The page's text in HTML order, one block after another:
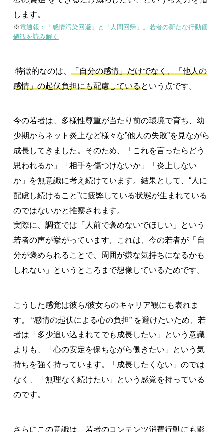
します。
※ 電通報：「感情汚染回避」と「人間回帰」。若者の新たな行動価
値観を読み解く
特徴的なのは、 「自分の感情」だけでなく、「他人の
感情」の起伏負担にも配慮しているという点です。
今の若者は、多様性尊重が当たり前の環境で育ち、幼
少期からネット炎上など様々な”他人の失敗”を見ながら
成長してきました。そのため、「これを言ったらどう
思われるか」「相手を傷つけないか」「炎上しない
か」を無意識に考え続けています。結果として、“人に
配慮し続けること”に疲弊している状態が生まれている
のではないかと推察されます。
実際に、調査では「人前で褒めないでほしい」という
若者の声が挙がっています。これは、今の若者が「自
分が褒められることで、周囲が嫌な気持ちになるかも
しれない」というところまで想像しているためです。
こうした感覚は彼ら/彼女らのキャリア観にも表れま
す。 “感情の起伏による心の負担” を避けたいため、若
者は「多少追い込まれてでも成長したい」という意識
よりも、「心の安定を保ちながら働きたい」という気
持ちを強く持っています。「成長したくない」のでは
なく、「無理なく続けたい」という感覚を持っている
のです。
さらにこの意識は、若者のコンテンツ消費行動にも影